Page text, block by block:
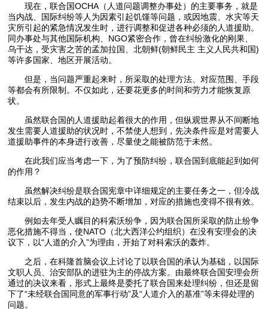
现在，联合国OCHA（人道问题调整办事处）的主要事务，就是
当内战、国际纠纷等人为因素引起饥馑等问题，或因地震、水灾等天
灾所引起的紧急情况发生时，进行调整和促进各种必须的人道援助。
同办事处与其他国际机构、NGO紧密合作，曾在纠纷激化的刚果、
乌干达，受灾害之苦的孟加拉国、北朝鲜(朝鲜民主 主义人民共和国)
等许多国家、地区开展活动。
但是，当问题严重起来时，所采取的处理方法、对应范围、手段
等都会有所限制。不仅如此，还要花更多的时间和劳力才能恢复原
状。
虽然联合国的人道援助起着很大的作用，但纵观世界从不间断地
发生需要人道援助的状况时，不禁使人想到，先决条件应是对需要人
道援助事件的本身进行改善，尽量使之能被防范于未然。
在此我们应当考虑一下，为了预防纠纷，联合国到底能起到如何
的作用？
虽然解决纠纷是联合国宪章中详细规定的主要任务之一，但冷战
结束以后，发生内战的趋势不断增加，对应的措施也变得不很有效。
例如去年受人瞩目的科索沃纷争，因为联合国所采取的防止纷争
恶化措施不得当，使NATO（北大西洋公约组织）在没有安理会的决
议下，以“人道的介入”为理由，开始了对科索沃的轰炸。
之后，在科隆首脑会议上讨论了以联合国的承认为基础，以国际
文职人员、治安部队的进驻为主的停战方案。由最终联合国安理会所
通过的决议来看，形式上最终是委托了联合国来处理纠纷，但还是留
下了“未经联合国同意的军事行动”及“人道介入的基准”等未得处理的
问题。